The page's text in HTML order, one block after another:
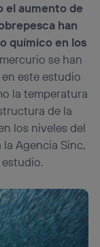
el aumento de
han
químico en los
se han
este estudio
la temperatura
de la
los niveles del
Agencia Sinc,